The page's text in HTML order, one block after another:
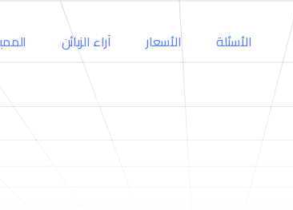
آراء الزبائن الأسعار الأسئلة